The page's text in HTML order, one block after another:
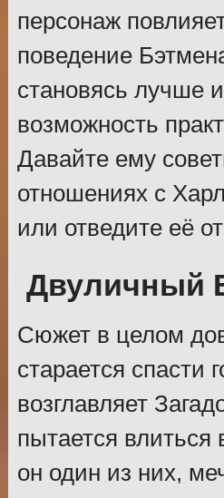
персонаж
поведение
становясь лучше
возможность
Давайте ему
отношениях с
или отведите её
Двуличный
Сюжет в целом
старается спасти
возглавляет
пытается влиться
он один из них,